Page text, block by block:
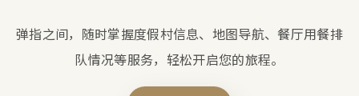
弹指之间，随时掌握度假村信息、地图导航、餐厅用餐排
队情况等服务，轻松开启您的旅程。